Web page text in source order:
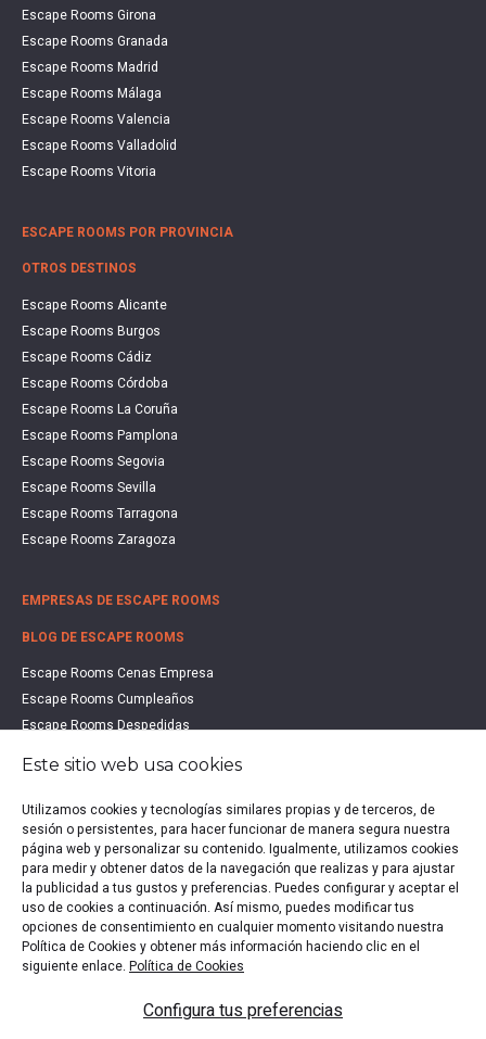
Escape Rooms Girona
Escape Rooms Granada
Escape Rooms Madrid
Escape Rooms Málaga
Escape Rooms Valencia
Escape Rooms Valladolid
Escape Rooms Vitoria
ESCAPE ROOMS POR PROVINCIA
OTROS DESTINOS
Escape Rooms Alicante
Escape Rooms Burgos
Escape Rooms Cádiz
Escape Rooms Córdoba
Escape Rooms La Coruña
Escape Rooms Pamplona
Escape Rooms Segovia
Escape Rooms Sevilla
Escape Rooms Tarragona
Escape Rooms Zaragoza
EMPRESAS DE ESCAPE ROOMS
BLOG DE ESCAPE ROOMS
Escape Rooms Cenas Empresa
Escape Rooms Cumpleaños
Escape Rooms Despedidas
Escape Rooms Familias
Escape Rooms Halloween
Escape Rooms San Valentín
Estudio de Mercado Escape Rooms 2021
Qué es un Escape Room
Qué es un Hall Escape
Escape Rooms en España
Este sitio web usa cookies
Utilizamos cookies y tecnologías similares propias y de terceros, de
sesión o persistentes, para hacer funcionar de manera segura nuestra
página web y personalizar su contenido. Igualmente, utilizamos cookies
para medir y obtener datos de la navegación que realizas y para ajustar
la publicidad a tus gustos y preferencias. Puedes configurar y aceptar el
uso de cookies a continuación. Así mismo, puedes modificar tus
opciones de consentimiento en cualquier momento visitando nuestra
Política de Cookies y obtener más información haciendo clic en el
siguiente enlace. Política de Cookies
Configura tus preferencias